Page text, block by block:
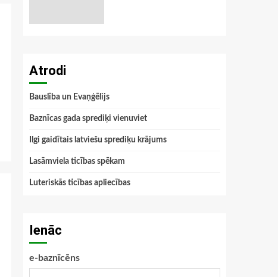
Atrodi
Bauslība un Evaņģēlijs
Baznīcas gada sprediķi vienuviet
Ilgi gaidītais latviešu sprediķu krājums
Lasāmviela ticības spēkam
Luteriskās ticības apliecības
Ienāc
e-baznīcēns